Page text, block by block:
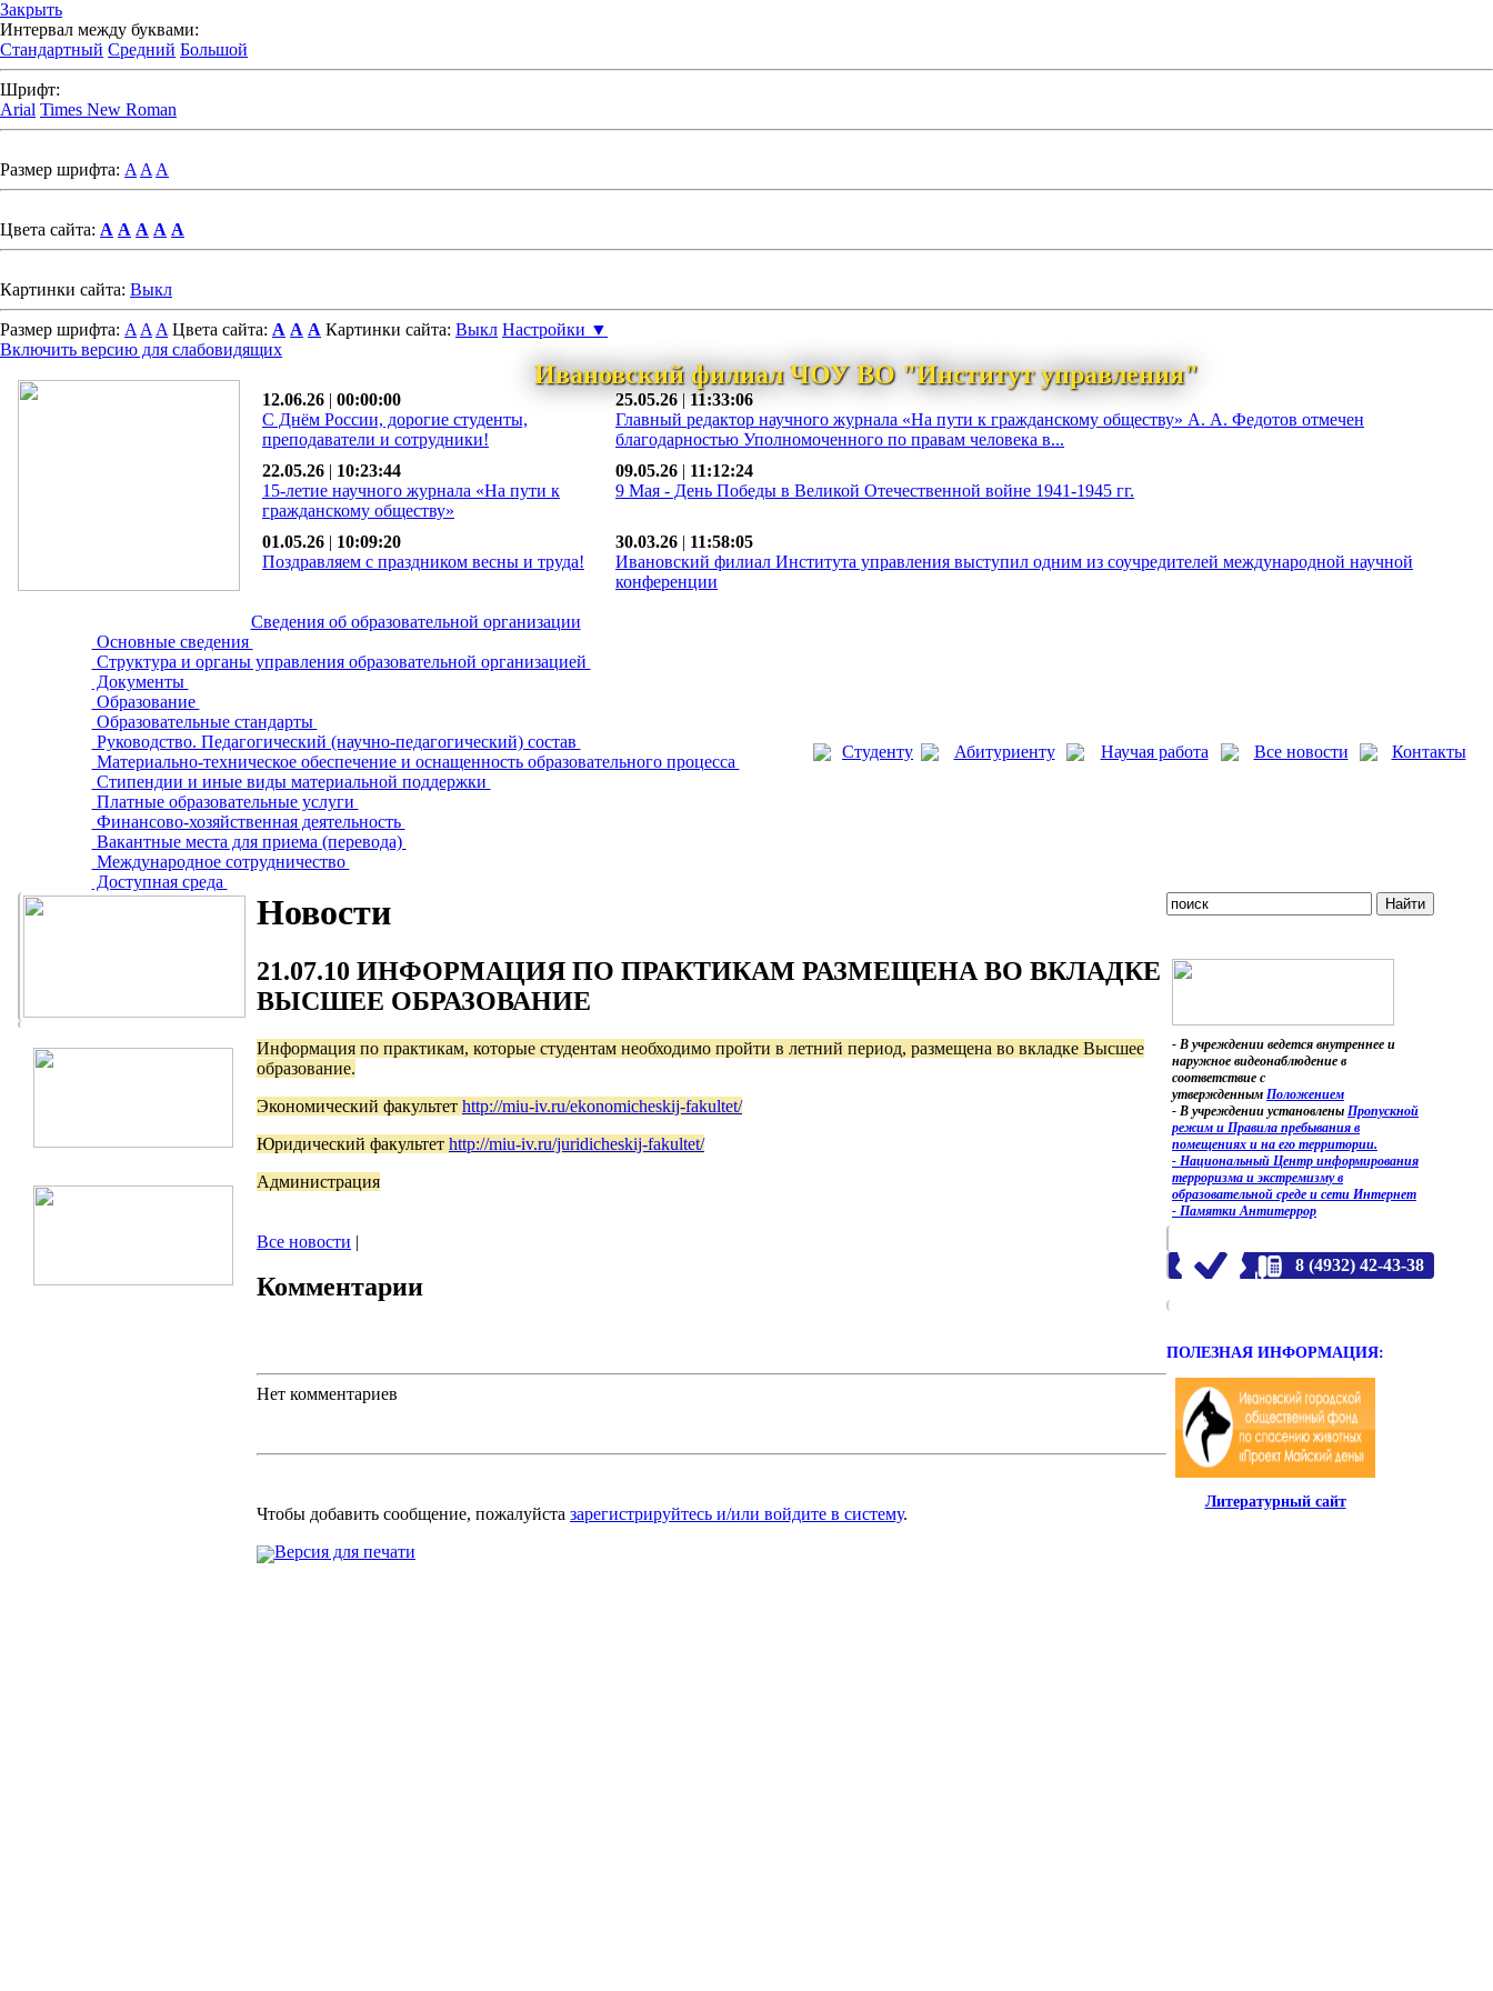
Закрыть
Интервал между буквами:
Стандартный Средний Большой
Шрифт:
Arial Times New Roman
Размер шрифта: A A A
Цвета сайта: A A A A A
Картинки сайта: Выкл
Размер шрифта: A A A Цвета сайта: A A A Картинки сайта: Выкл Настройки ▼
Включить версию для слабовидящих
Ивановский филиал ЧОУ ВО "Институт управления"
12.06.26 | 00:00:00
С Днём России, дорогие студенты,
преподаватели и сотрудники!
25.05.26 | 11:33:06
Главный редактор научного журнала «На пути к гражданскому обществу» А. А. Федотов отмечен
благодарностью Уполномоченного по правам человека в...
22.05.26 | 10:23:44
15-летие научного журнала «На пути к
гражданскому обществу»
09.05.26 | 11:12:24
9 Мая - День Победы в Великой Отечественной войне 1941-1945 гг.
01.05.26 | 10:09:20
Поздравляем с праздником весны и труда!
30.03.26 | 11:58:05
Ивановский филиал Института управления выступил одним из соучредителей международной научной
конференции
Сведения об образовательной организации
Основные сведения
Структура и органы управления образовательной организацией
Документы
Образование
Образовательные стандарты
Руководство. Педагогический (научно-педагогический) состав
Материально-техническое обеспечение и оснащенность образовательного процесса
Стипендии и иные виды материальной поддержки
Платные образовательные услуги
Финансово-хозяйственная деятельность
Вакантные места для приема (перевода)
Международное сотрудничество
Доступная среда
Студенту Абитуриенту Научая работа Все новости Контакты
Новости
21.07.10 ИНФОРМАЦИЯ ПО ПРАКТИКАМ РАЗМЕЩЕНА ВО ВКЛАДКЕ
ВЫСШЕЕ ОБРАЗОВАНИЕ
Информация по практикам, которые студентам необходимо пройти в летний период, размещена во вкладке Высшее
образование.
Экономический факультет http://miu-iv.ru/ekonomicheskij-fakultet/
Юридический факультет http://miu-iv.ru/juridicheskij-fakultet/
Администрация
Все новости |
Комментарии
Нет комментариев
Чтобы добавить сообщение, пожалуйста зарегистрируйтесь и/или войдите в систему.
Версия для печати
- В учреждении ведется внутреннее и
наружное видеонаблюдение в
соответствие с
утвержденным Положением
- В учреждении установлены Пропускной
режим и Правила пребывания в
помещениях и на его территории.
- Национальный Центр информирования
терроризма и экстремизму в
образовательной среде и сети Интернет
- Памятки Антитеррор
8 (4932) 42-43-38
ПОЛЕЗНАЯ ИНФОРМАЦИЯ:
Литературный сайт